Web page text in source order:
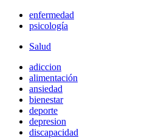
enfermedad
psicología
Salud
adiccion
alimentación
ansiedad
bienestar
deporte
depresion
discapacidad